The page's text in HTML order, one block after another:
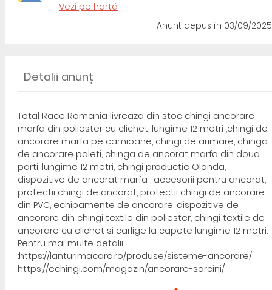
Vezi pe hartă
Anunț depus în 03/09/2025
Detalii anunț
Total Race Romania livreaza din stoc chingi ancorare
marfa din poliester cu clichet, lungime 12 metri ,chingi de
ancorare marfa pe camioane, chingi de arimare, chinga
de ancorare paleti, chinga de ancorat marfa din doua
parti, lungime 12 metri, chingi productie Olanda,
dispozitive de ancorat marfa , accesorii pentru ancorat,
protectii chingi de ancorat, protectii chingi de ancorare
din PVC, echipamente de ancorare, dispozitive de
ancorare din chingi textile din poliester, chingi textile de
ancorare cu clichet si carlige la capete lungime 12 metri.
Pentru mai multe detalii
:https://lanturimacara.ro/produse/sisteme-ancorare/
https://echingi.com/magazin/ancorare-sarcini/